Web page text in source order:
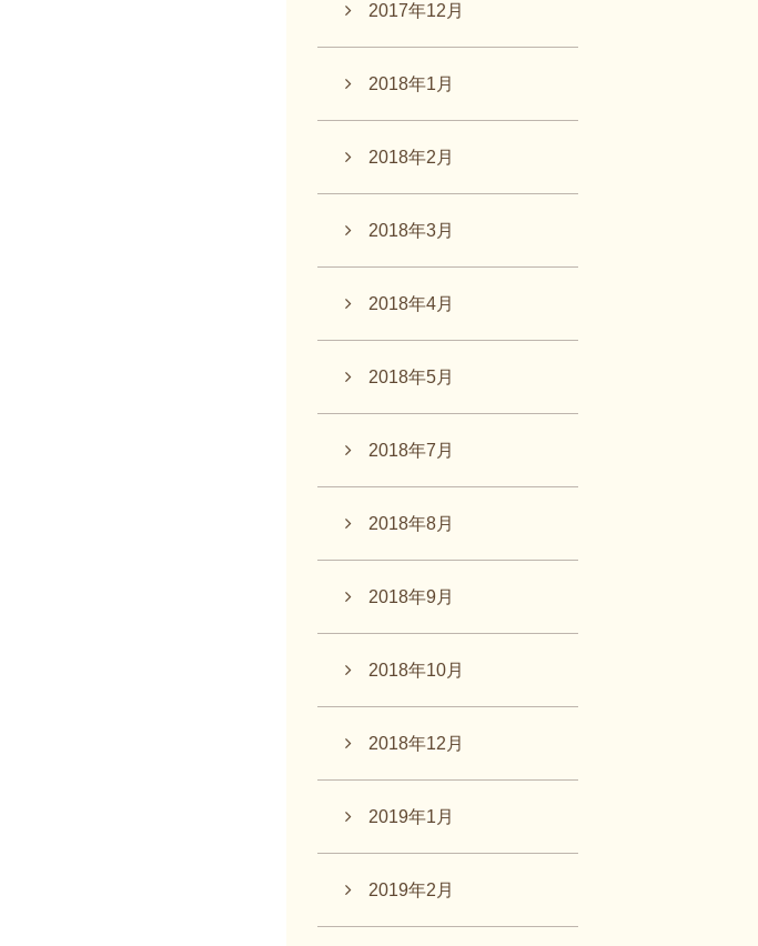
2017年12月
2018年1月
2018年2月
2018年3月
2018年4月
2018年5月
2018年7月
2018年8月
2018年9月
2018年10月
2018年12月
2019年1月
2019年2月